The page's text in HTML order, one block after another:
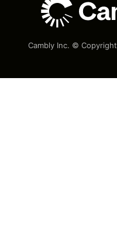
Cambly Inc. © Copyright